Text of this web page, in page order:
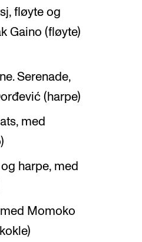
fløyte og
Gaino (fløyte)
Serenade,
(harpe)
med
harpe, med
Momoko